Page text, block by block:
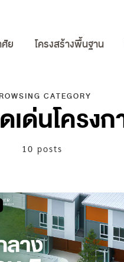
ย โครงสร้างพื้นฐาน
CATEGORY
เด่นโครง
10 posts